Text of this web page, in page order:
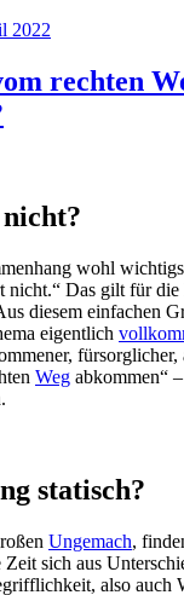
2022
rechten
wohl
Das gilt für die
diesem einfachen
eigentlich
fürsorglicher,
Weg abkommen“
statisch?
Ungemach,
sich aus
also auch